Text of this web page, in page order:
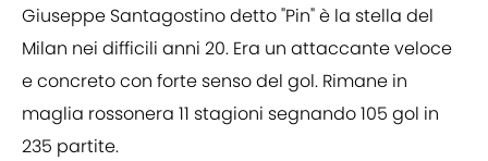
Giuseppe Santagostino detto "Pin" è la stella del
Milan nei difficili anni 20. Era un attaccante veloce
e concreto con forte senso del gol. Rimane in
maglia rossonera 11 stagioni segnando 105 gol in
235 partite.